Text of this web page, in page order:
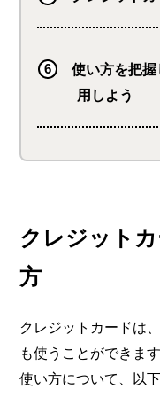
使い方を把
用しよう
クレジット
方
クレジットカードは
も使うことができま
使い方について、以